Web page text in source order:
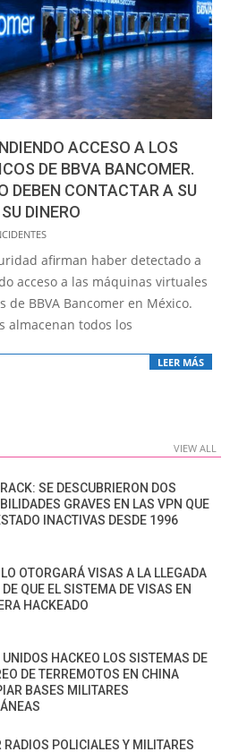
ACCESO A LOS
DE BBVA BANCOMER.
DEBEN CONTACTAR A SU
DINERO
afirman haber detectado a
acceso a las máquinas virtuales
de BBVA Bancomer en México.
almacenan todos los
LEER MÁS
VIEW ALL
SE DESCUBRIERON DOS
GRAVES EN LAS VPN QUE
INACTIVAS DESDE 1996
OTORGARÁ VISAS A LA LLEGADA
DE QUE EL SISTEMA DE VISAS EN
HACKEADO
UNIDOS HACKEO LOS SISTEMAS DE
DE TERREMOTOS EN CHINA
BASES MILITARES
RADIOS POLICIALES Y MILITARES